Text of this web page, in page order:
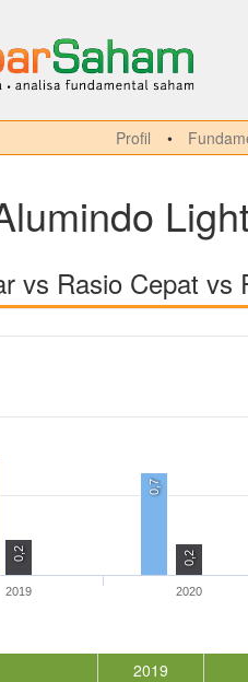
Profil
vs Rasio Cepat vs
0,7
0,2
0,2
2019 2020
2019